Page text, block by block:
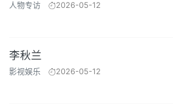
人物专访 2026-05-12
李秋兰
影视娱乐 2026-05-12